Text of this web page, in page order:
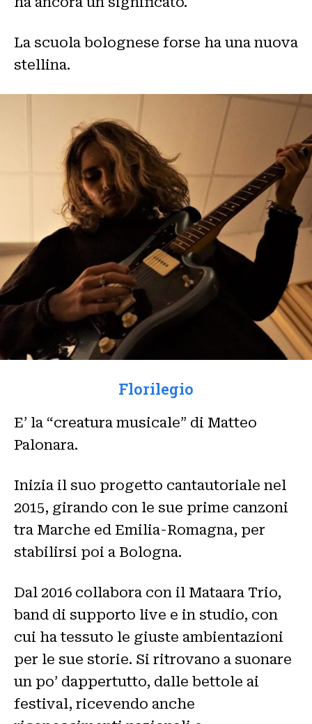
La scuola bolognese forse ha una nuova
stellina.
Florilegio
E’ la “creatura musicale” di Matteo
Palonara.
Inizia il suo progetto cantautoriale nel
2015, girando con le sue prime canzoni
tra Marche ed Emilia-Romagna, per
stabilirsi poi a Bologna.
Dal 2016 collabora con il Mataara Trio,
band di supporto live e in studio, con
cui ha tessuto le giuste ambientazioni
per le sue storie. Si ritrovano a suonare
un po’ dappertutto, dalle bettole ai
festival, ricevendo anche